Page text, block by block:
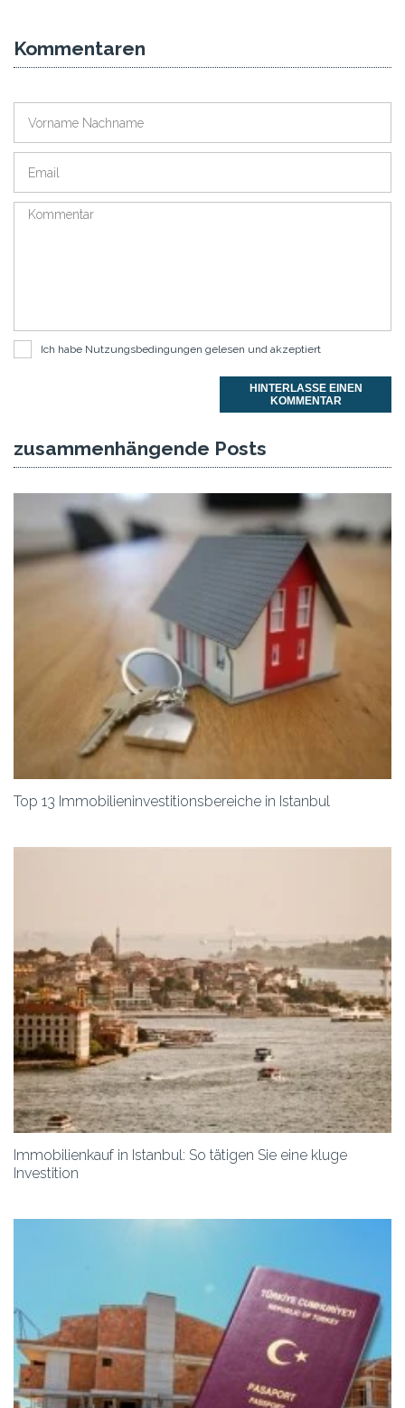
Kommentaren
Ich habe Nutzungsbedingungen gelesen und akzeptiert
HINTERLASSE EINEN
KOMMENTAR
zusammenhängende Posts
Top 13 Immobilieninvestitionsbereiche in Istanbul
Immobilienkauf in Istanbul: So tätigen Sie eine kluge
Investition